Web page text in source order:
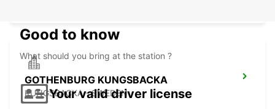
GOTHENBURG KUNGSBACKA
KUNGSBACKA - SWEDEN
Good to know
What should you bring at the station ?
Your valid driver license